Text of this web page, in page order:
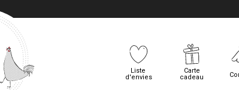
Liste
d'envies
Carte
cadeau